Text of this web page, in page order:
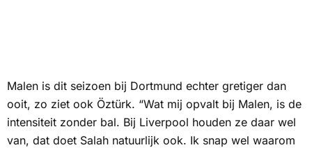
Malen is dit seizoen bij Dortmund echter gretiger dan
ooit, zo ziet ook Öztürk. “Wat mij opvalt bij Malen, is de
intensiteit zonder bal. Bij Liverpool houden ze daar wel
van, dat doet Salah natuurlijk ook. Ik snap wel waarom